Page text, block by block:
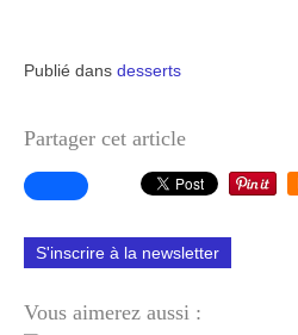
Publié dans desserts
Partager cet article
S'inscrire à la newsletter
Vous aimerez aussi :